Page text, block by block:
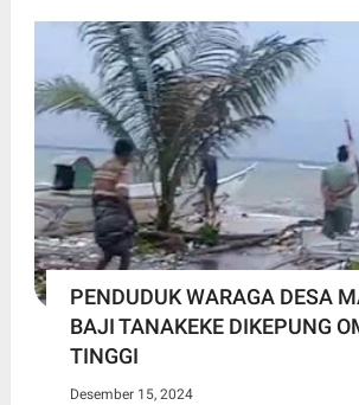
PENDUDUK WARAGA DESA
BAJI TANAKEKE DIKEPUNG
TINGGI
Desember 15, 2024